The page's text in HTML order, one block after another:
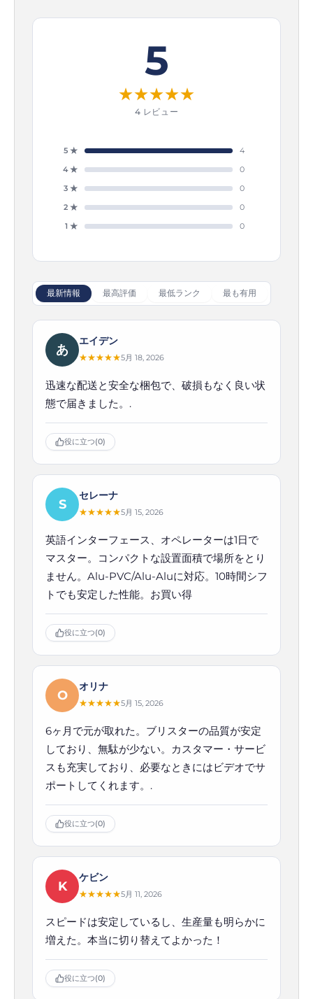
5
★★★★★
4 レビュー
5 ★
4
4 ★
0
3 ★
0
2 ★
0
1 ★
0
最新情報 最高評価 最低ランク 最も有用
あ
エイデン
★★★★★5月 18, 2026
迅速な配送と安全な梱包で、破損もなく良い状
態で届きました。.
役に立つ(0)
S
セレーナ
★★★★★5月 15, 2026
英語インターフェース、オペレーターは1日で
マスター。コンパクトな設置面積で場所をとり
ません。Alu-PVC/Alu-Aluに対応。10時間シフ
トでも安定した性能。お買い得
役に立つ(0)
O
オリナ
★★★★★5月 15, 2026
6ヶ月で元が取れた。ブリスターの品質が安定
しており、無駄が少ない。カスタマー・サービ
スも充実しており、必要なときにはビデオでサ
ポートしてくれます。.
役に立つ(0)
K
ケビン
★★★★★5月 11, 2026
スピードは安定しているし、生産量も明らかに
増えた。本当に切り替えてよかった！
役に立つ(0)